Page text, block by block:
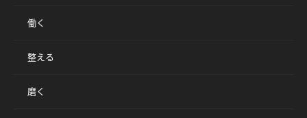
働く
整える
磨く